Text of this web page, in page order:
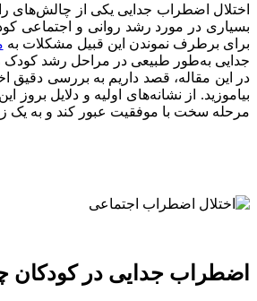
اختلال اضطراب جدایی یکی از چالش‌های
بسیاری در مورد رشد روانی و اجتماعی
برای برطرف نموندن این قبیل مشکلات به
جدایی به‌طور طبیعی در مراحل رشد کودک
در این مقاله، قصد داریم به بررسی دقیق
بیاموزید. از نشانه‌های اولیه و دلایل
مرحله سخت با موفقیت عبور کند و به یک
اضطراب جدایی در